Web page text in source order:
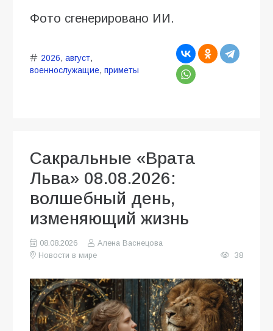
Фото сгенерировано ИИ.
2026, август,
военнослужащие, приметы
Сакральные «Врата
Льва» 08.08.2026:
волшебный день,
изменяющий жизнь
08.08.2026
Алена Васнецова
Новости в мире
38